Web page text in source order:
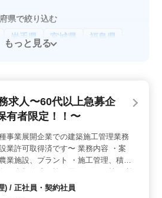
県で絞り込む
岩手県 宮城県 福島県
もっと見る
求人〜60代以上急募企
有者限定！！〜
事業展開企業での建築施工管理業務
業許可取得済です〜 業務内容 ・案
業施設、プラント ・施工管理、積
合わせ、近隣住民対応、若手指導 等
) / 正社員・契約社員